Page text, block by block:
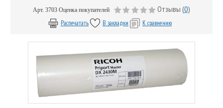
Арт. 3703 Оценка покупателей Отзывы (0)
Распечатать В закладки К сравнению